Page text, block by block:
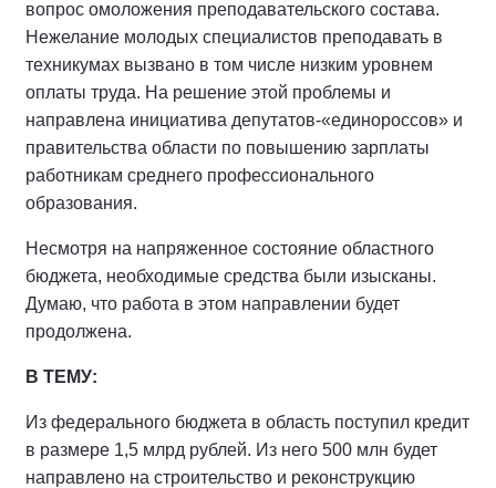
вопрос омоложения преподавательского состава.
Нежелание молодых специалистов преподавать в
техникумах вызвано в том числе низким уровнем
оплаты труда. На решение этой проблемы и
направлена инициатива депутатов-«единороссов» и
правительства области по повышению зарплаты
работникам среднего профессионального
образования.
Несмотря на напряженное состояние областного
бюджета, необходимые средства были изысканы.
Думаю, что работа в этом направлении будет
продолжена.
В ТЕМУ:
Из федерального бюджета в область поступил кредит
в размере 1,5 млрд рублей. Из него 500 млн будет
направлено на строительство и реконструкцию